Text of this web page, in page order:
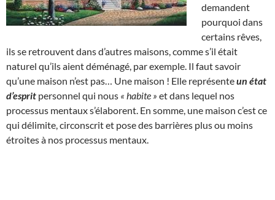
demandent
pourquoi dans
certains rêves,
ils se retrouvent dans d’autres maisons, comme s’il était
naturel qu’ils aient déménagé, par exemple. Il faut savoir
qu’une maison n’est pas… Une maison ! Elle représenteun état
d’esprit personnel qui nous « habite » et dans lequel nos
processus mentaux s’élaborent. En somme, une maison c’est ce
qui délimite, circonscrit et pose des barrières plus ou moins
étroites à nos processus mentaux.